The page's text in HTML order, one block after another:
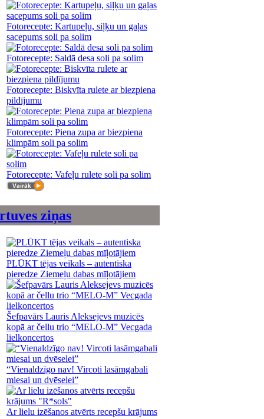
Fotorecepte: Kartupeļu, siļķu un gaļas
sacepums soli pa solim
Fotorecepte: Saldā desa soli pa solim
Fotorecepte: Biskvīta rulete ar biezpiena
pildījumu
Fotorecepte: Piena zupa ar biezpiena
klimpām soli pa solim
Fotorecepte: Vafeļu rulete soli pa solim
ziņas
PLŪKT tējas veikals – autentiska
pieredze Ziemeļu dabas mīļotājiem
Šefpavārs Lauris Aleksejevs muzicēs
kopā ar čellu trio “MELO-M” Vecgada
lielkoncertos
“Vienaldzīgo nav! Vircoti lasāmgabali
miesai un dvēselei”
Ar lielu izēšanos atvērts recepšu krājums